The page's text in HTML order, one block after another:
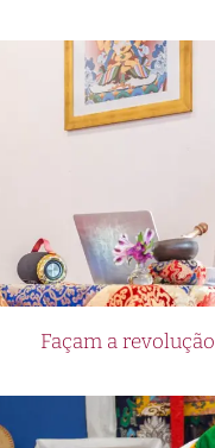
Façam a